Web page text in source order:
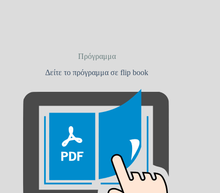
Πρόγραμμα
Δείτε το πρόγραμμα σε flip book